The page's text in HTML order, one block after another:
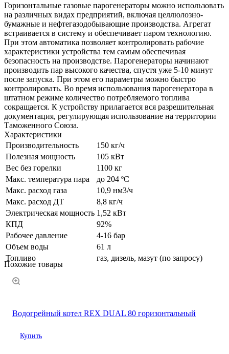
Горизонтальные газовые парогенераторы можно использовать
на различных видах предприятий, включая целлюлозно-
бумажные и нефтегазодобывающие производства. Агрегат
встраивается в систему и обеспечивает паром технологию.
При этом автоматика позволяет контролировать рабочие
характеристики устройства тем самым обеспечивая
безопасность на производстве. Парогенераторы начинают
производить пар высокого качества, спустя уже 5-10 минут
после запуска. При этом его параметры можно быстро
контролировать. Во время использования парогенератора в
штатном режиме количество потребляемого топлива
сокращается. К устройству прилагается вся разрешительная
документация, регулирующая использование на территории
Таможенного Союза.
Характеристики
Производительность
150 кг/ч
Полезная мощность
105 кВт
Вес без горелки
1100 кг
Макс. температура пара
до 204 ºС
Макс. расход газа
10,9 нм3/ч
Макс. расход ДТ
8,8 кг/ч
Электрическая мощность 1,52 кВт
КПД
92%
Рабочее давление
4-16 бар
Объем воды
61 л
Топливо
газ, дизель, мазут (по запросу)
Похожие товары
Водогрейный котел REX DUAL 80 горизонтальный
Купить